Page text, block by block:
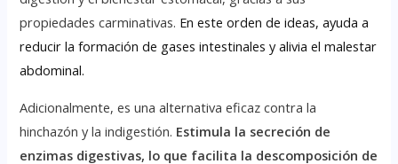
propiedades carminativas. En este orden de ideas, ayuda a
reducir la formación de gases intestinales y alivia el malestar
abdominal.
Adicionalmente, es una alternativa eficaz contra la
hinchazón y la indigestión. Estimula la secreción de
enzimas digestivas, lo que facilita la descomposición de